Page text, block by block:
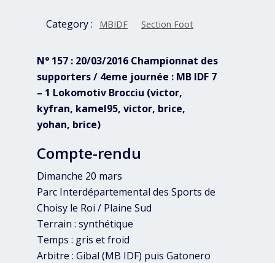
Category : MBIDF Section Foot
N° 157 : 20/03/2016 Championnat des
supporters / 4eme journée : MB IDF 7
– 1 Lokomotiv Brocciu (victor,
kyfran, kamel95, victor, brice,
yohan, brice)
Compte-rendu
Dimanche 20 mars
Parc Interdépartemental des Sports de
Choisy le Roi / Plaine Sud
Terrain : synthétique
Temps : gris et froid
Arbitre : Gibal (MB IDF) puis Gatonero